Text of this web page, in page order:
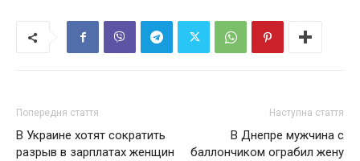
Попередня стаття
В Украине хотят сократить
разрыв в зарплатах женщин
Наступна стаття
В Днепре мужчина с
баллончиком ограбил жену